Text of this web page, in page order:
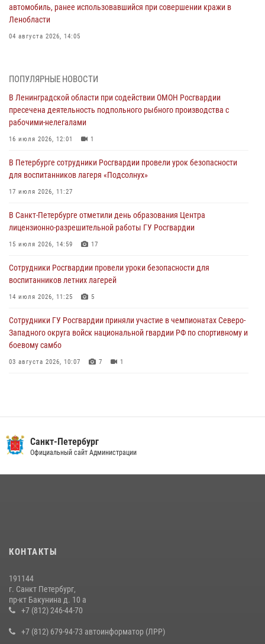
автомобиль, ранее использовавшийся при совершении кражи в
Ленобласти
04 августа 2026, 14:05
также оказали доврачебную помощь пострадавшим
03 августа 2026, 14:15 3 1
Росгвардейцы приняли участие в Большом семейном фестивале
03 августа 2026, 13:26
В Ленинградской области сотрудники Росгвардии обнаружили
пропавшего мальчика с нарушением слуха и помогли ему вернуться
домой
В Санкт-Петербурге при содействии СОБР Росгвардии задержаны
подозреваемые в мошеннических действиях
Сотрудники ГУ Росгвардии приняли участие в чемпионатах Северо-
Западного округа войск национальной гвардии РФ по спортивному и
03 августа 2026, 10:07 7 1
ПОПУЛЯРНЫЕ НОВОСТИ
В Ленинградской области при содействии ОМОН Росгвардии
пресечена деятельность подпольного рыбного производства с
рабочими-нелегалами
16 июля 2026, 12:01 1
В Петербурге сотрудники Росгвардии провели урок безопасности
для воспитанников лагеря «Подсолнух»
17 июля 2026, 11:27
В Санкт-Петербурге отметили день образования Центра
лицензионно-разрешительной работы ГУ Росгвардии
15 июля 2026, 14:59 17
Сотрудники Росгвардии провели уроки безопасности для
воспитанников летних лагерей
14 июля 2026, 11:25 5
Сотрудники ГУ Росгвардии приняли участие в чемпионатах Северо-
Западного округа войск национальной гвардии РФ по спортивному и
боевому самбо
03 августа 2026, 10:07 7 1
В Красногвардейском районе росгвардейцы задержали хулигана,
угрожавшего мужчине пневматическим пистолетом
на III Международном петербургском цифровом форуме
В Ленобласти сотрудники Росгвардии провели встречу с
воспитанниками детского клуба «Умные каникулы»
Санкт-Петербург
Официальный сайт Администрации
КОНТАКТЫ
191144
г. Санкт Петербург,
пр-кт Бакунина д. 10 а
+7 (812) 246-44-70
+7 (812) 679-94-73 автоинформатор (ЛРР)